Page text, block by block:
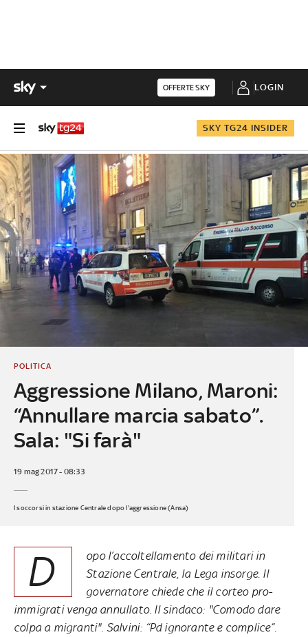
OFFERTE SKY LOGIN
SKY TG24 INSIDER
Aggressione Milano, Maroni:
“Annullare marcia sabato”.
Sala: "Si farà"
POLITICA
19 mag 2017 - 08:33
I soccorsi in stazione Centrale dopo l'aggressione (Ansa)
D
opo l’accoltellamento dei militari in
Stazione Centrale, la Lega insorge. Il
governatore chiede che il corteo pro-
immigrati venga annullato. Il sindaco: "Comodo dare
colpa a migranti". Salvini: “Pd ignorante e complice”.